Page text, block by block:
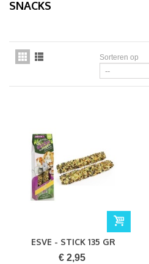
SNACKS
Sorteren op
ESVE - STICK 135 GR
FRUIT
€ 2,95